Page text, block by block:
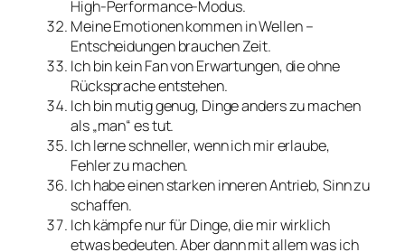
High-Performance-Modus.
Meine Emotionen kommen in Wellen –
Entscheidungen brauchen Zeit.
Ich bin kein Fan von Erwartungen, die ohne
Rücksprache entstehen.
Ich bin mutig genug, Dinge anders zu machen
als „man“ es tut.
Ich lerne schneller, wenn ich mir erlaube,
Fehler zu machen.
Ich habe einen starken inneren Antrieb, Sinn zu
schaffen.
Ich kämpfe nur für Dinge, die mir wirklich
etwas bedeuten. Aber dann mit allem was ich